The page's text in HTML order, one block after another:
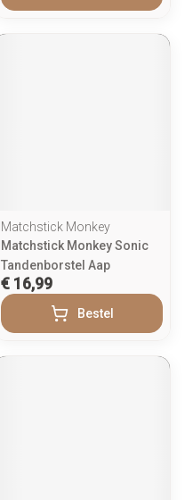
Matchstick Monkey
Matchstick Monkey Sonic
Tandenborstel Aap
€ 16,99
Bestel